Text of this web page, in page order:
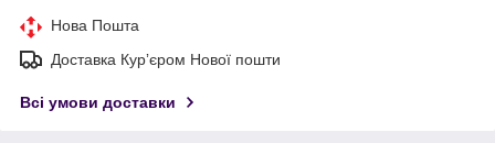
Нова Пошта
Доставка Курʼєром Нової пошти
Всі умови доставки